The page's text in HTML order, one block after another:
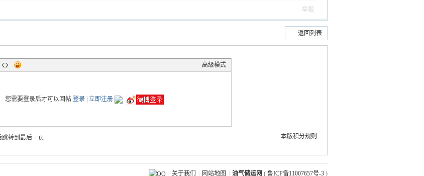
举报
返回列表
高级模式
您需要登录后才可以回帖 登录| 立即注册
本版积分规则
跳转到最后一页
关于我们 网站地图 油气储运网 ( 鲁ICP备11007657号-3 )